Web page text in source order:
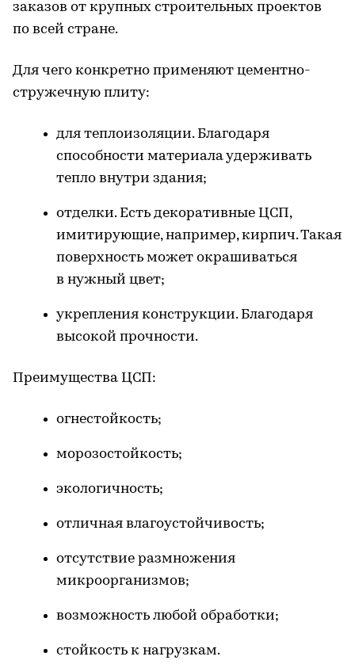
заказов от крупных строительных проектов
по всей стране.
Для чего конкретно применяют цементно-
стружечную плиту:
для теплоизоляции. Благодаря
способности материала удерживать
тепло внутри здания;
отделки. Есть декоративные ЦСП,
имитирующие, например, кирпич. Такая
поверхность может окрашиваться
в нужный цвет;
укрепления конструкции. Благодаря
высокой прочности.
Преимущества ЦСП:
огнестойкость;
морозостойкость;
экологичность;
отличная влагоустойчивость;
отсутствие размножения
микроорганизмов;
возможность любой обработки;
стойкость к нагрузкам.